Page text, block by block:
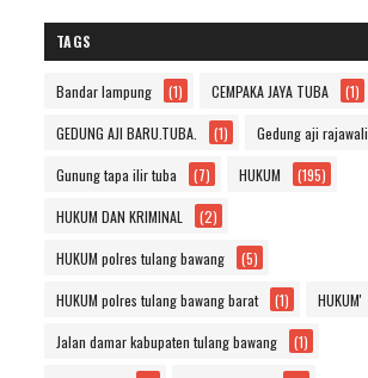
TAGS
Bandar lampung (1) CEMPAKA JAYA TUBA (1)
GEDUNG AJI BARU.TUBA. (1) Gedung aji rajawali.
Gunung tapa ilir tuba (7) HUKUM (195)
HUKUM DAN KRIMINAL (2)
HUKUM polres tulang bawang (5)
HUKUM polres tulang bawang barat (1) HUKUM'
Jalan damar kabupaten tulang bawang (1)